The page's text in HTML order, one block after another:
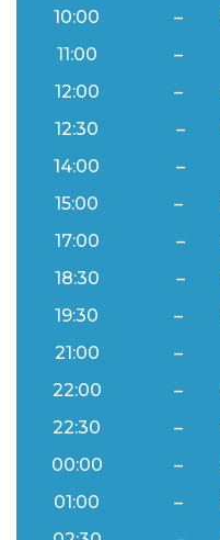
10:00
–
11:00
–
12:00
–
12:30
–
14:00
–
15:00
–
17:00
–
18:30
–
19:30
–
21:00
–
22:00
–
22:30
–
00:00
–
01:00
–